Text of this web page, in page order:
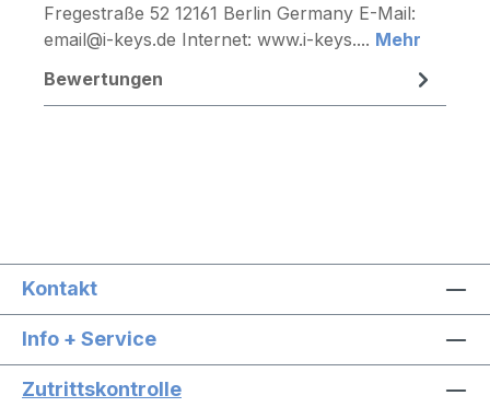
Fregestraße 52 12161 Berlin Germany E-Mail:
email@i-keys.de Internet: www.i-keys.... Mehr
Bewertungen
Kontakt
Info + Service
Zutrittskontrolle